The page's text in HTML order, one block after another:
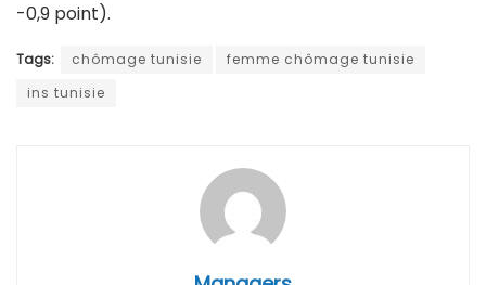
-0,9 point).
Tags: chômage tunisie
femme chômage tunisie
ins tunisie